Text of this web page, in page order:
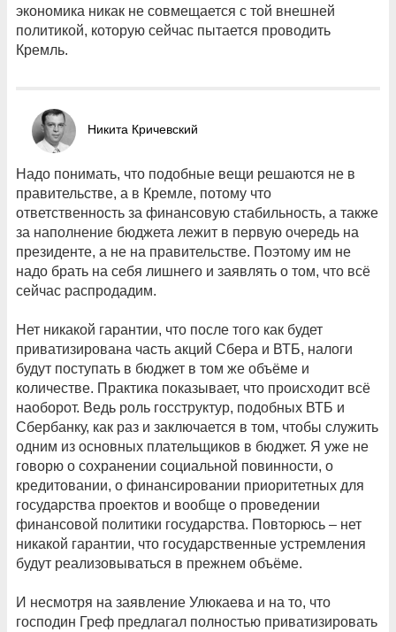
экономика никак не совмещается с той внешней
политикой, которую сейчас пытается проводить
Кремль.
Никита Кричевский
Надо понимать, что подобные вещи решаются не в
правительстве, а в Кремле, потому что
ответственность за финансовую стабильность, а также
за наполнение бюджета лежит в первую очередь на
президенте, а не на правительстве. Поэтому им не
надо брать на себя лишнего и заявлять о том, что всё
сейчас распродадим.
Нет никакой гарантии, что после того как будет
приватизирована часть акций Сбера и ВТБ, налоги
будут поступать в бюджет в том же объёме и
количестве. Практика показывает, что происходит всё
наоборот. Ведь роль госструктур, подобных ВТБ и
Сбербанку, как раз и заключается в том, чтобы служить
одним из основных плательщиков в бюджет. Я уже не
говорю о сохранении социальной повинности, о
кредитовании, о финансировании приоритетных для
государства проектов и вообще о проведении
финансовой политики государства. Повторюсь – нет
никакой гарантии, что государственные устремления
будут реализовываться в прежнем объёме.
И несмотря на заявление Улюкаева и на то, что
господин Греф предлагал полностью приватизировать